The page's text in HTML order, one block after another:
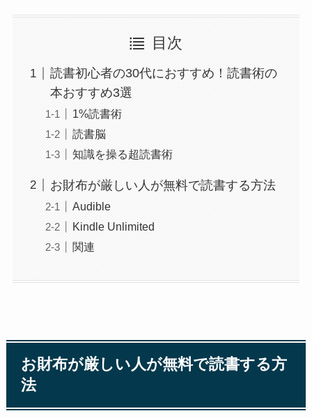
目次
読書初心者の30代におすすめ！読書術の
本おすすめ3選
1%読書術
読書脳
知識を操る超読書術
お財布が厳しい人が無料で読書する方法
Audible
Kindle Unlimited
関連
お財布が厳しい人が無料で読書する方
法